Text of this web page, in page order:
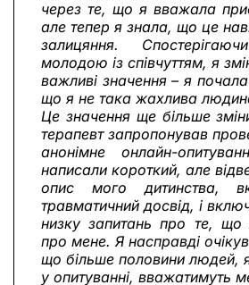
через те, що я вважала
але тепер я знала, що це
залицяння.
молодою із співчуттям, я
важливі значення – я
що я не така жахлива
Це значення ще більше
терапевт запропонував
анонімне онлайн-
написали короткий, але
опис мого дитинства,
травматичний досвід, і
низку запитань про те,
про мене. Я насправді
що більше половини людей,
у опитуванні, вважатимуть